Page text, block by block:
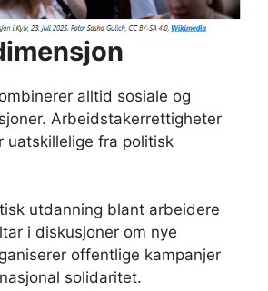
alltid sosiale og
Arbeidstakerrettigheter
uatskillelige fra politisk
utdanning blant arbeidere
i diskusjoner om nye
offentlige kampanjer
solidaritet.